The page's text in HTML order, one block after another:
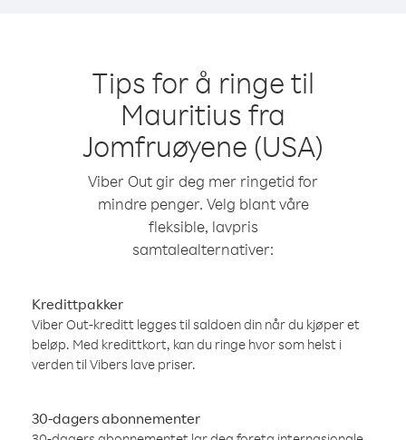
Tips for å ringe til
Mauritius fra
Jomfruøyene (USA)
Viber Out gir deg mer ringetid for
mindre penger. Velg blant våre
fleksible, lavpris
samtalealternativer:
Kredittpakker
Viber Out-kreditt legges til saldoen din når du kjøper et
beløp. Med kredittkort, kan du ringe hvor som helst i
verden til Vibers lave priser.
30-dagers abonnementer